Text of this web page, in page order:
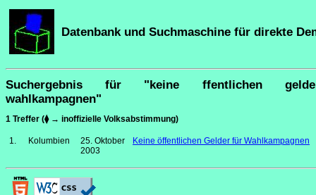
Datenbank und Suchmaschine für direkte
Suchergebnis für "keine ffentlichen
wahlkampagnen"
1 Treffer (⧫ → inoffizielle Volksabstimmung)
1. Kolumbien
25. Oktober
2003
Keine öffentlichen Gelder für Wahlkampagnen